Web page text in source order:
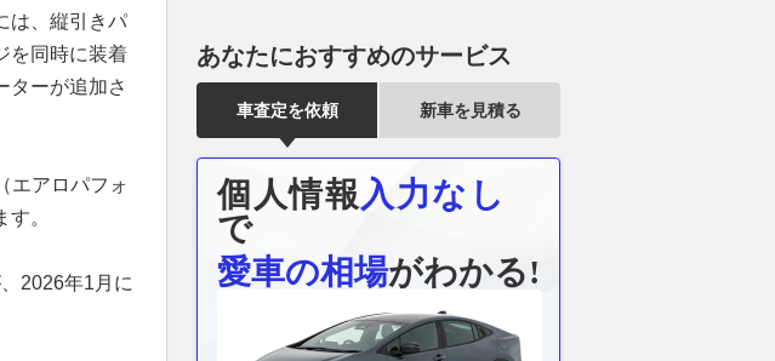
は、縦引きパ
を同時に装着
ターが追加さ
エアロパフォ
。
2026年1月に
あなたにおすすめのサービス
車査定を依頼 新車を見積る
個人情報 入力なし
で
愛車の相場がわかる!